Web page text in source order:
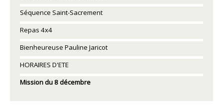
Séquence Saint-Sacrement
Repas 4x4
Bienheureuse Pauline Jaricot
HORAIRES D'ETE
Mission du 8 décembre